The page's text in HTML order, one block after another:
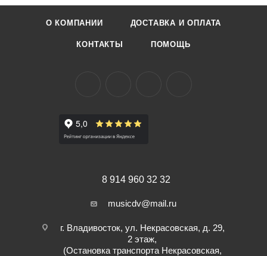
О КОМПАНИИ ДОСТАВКА И ОПЛАТА
КОНТАКТЫ ПОМОЩЬ
8 914 960 32 32
musicdv@mail.ru
г. Владивосток, ул. Некрасовская, д. 29,
2 этаж,
(Остановка транспорта Некрасовская,